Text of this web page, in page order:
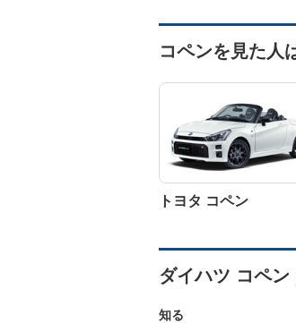
コペンを見た人
トヨタ コペン
ダイハツ コペン
知る